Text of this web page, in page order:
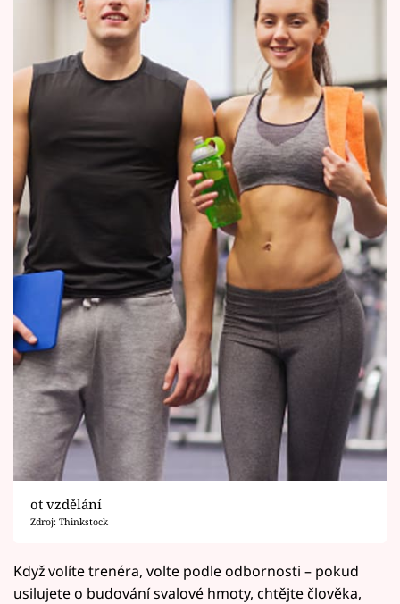
ot vzdělání
Zdroj: Thinkstock
Když volíte trenéra, volte podle odbornosti – pokud
usilujete o budování svalové hmoty, chtějte člověka,